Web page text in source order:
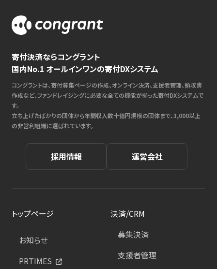
寄付決済ならコングラント
国内No.1 オールインワンの寄付DXシステム
コングラントは、寄付募集ページの作成、オンライン決済、支援者管理、領収書
作成など、ファンドレイジングに必要な全ての機能が揃った寄付DXシステムで
す。
立ち上げたばかりの団体から年間収入数十億円規模の団体まで、3,000以上
の非営利組織に選ばれています。
採用情報 運営会社
トップページ
お知らせ
PRTIMES
決済/CRM
募集決済
支援者管理